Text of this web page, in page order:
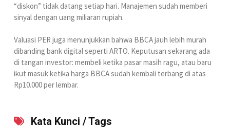
“diskon” tidak datang setiap hari. Manajemen sudah memberi
sinyal dengan uang miliaran rupiah.
Valuasi PER juga menunjukkan bahwa BBCA jauh lebih murah
dibanding bank digital seperti ARTO. Keputusan sekarang ada
di tangan investor: membeli ketika pasar masih ragu, atau baru
ikut masuk ketika harga BBCA sudah kembali terbang di atas
Rp10.000 per lembar.
Kata Kunci / Tags